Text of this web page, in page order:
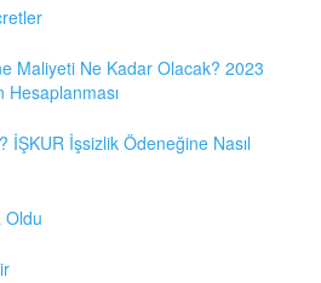
Maliyeti Ne Kadar Olacak? 2023
Hesaplanması
İŞKUR İşsizlik Ödeneğine Nasıl
Oldu